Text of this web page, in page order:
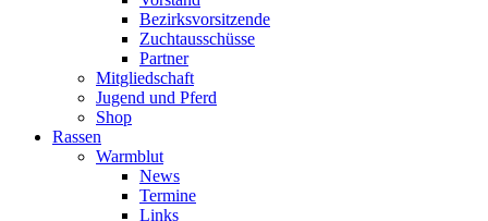
Bezirksvorsitzende
Zuchtausschüsse
Partner
Mitgliedschaft
Jugend und Pferd
Shop
Rassen
Warmblut
News
Termine
Links